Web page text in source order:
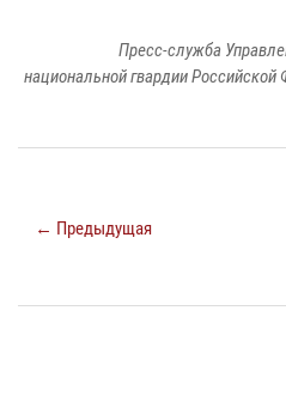
Пресс-служба
национальной гвардии
← Предыдущая